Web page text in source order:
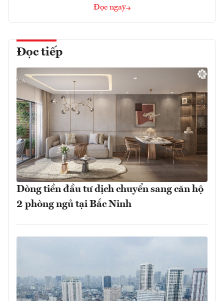
Đọc ngay
Đọc tiếp
Dòng tiền đầu tư dịch chuyển sang căn hộ
2 phòng ngủ tại Bắc Ninh